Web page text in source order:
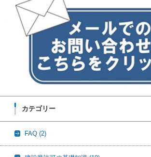
カテゴリー
FAQ (2)